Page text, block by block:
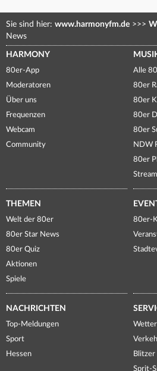
Sie sind hier: www.harmonyfm.de >>>
News
HARMONY
80er-App
Moderatoren
Über uns
Frequenzen
Webcam
Community
Alle
80er
80er
80er
80er
NDW
80er
THEMEN
Welt der 80er
80er Star News
80er Quiz
Aktionen
Spiele
80er-
NACHRICHTEN
Top-Meldungen
Sport
Hessen
Wetter
Blitzer
Sprit-